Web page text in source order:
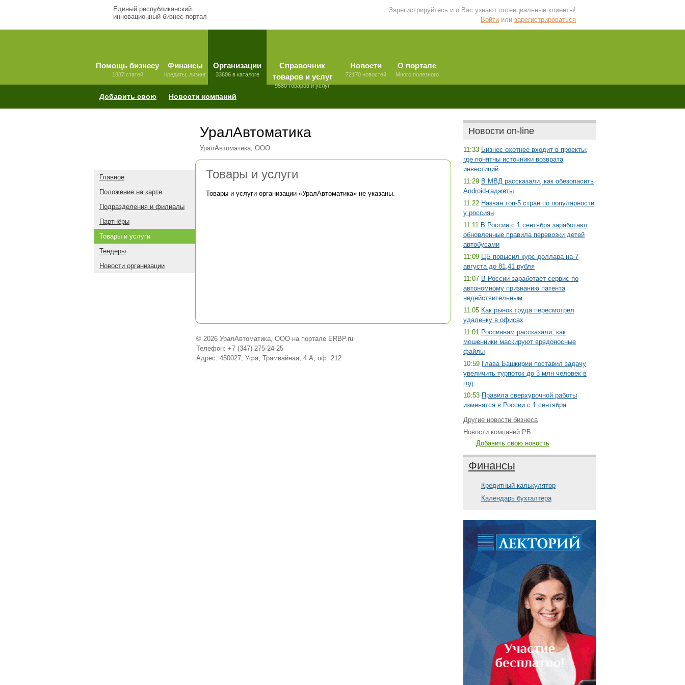
Единый республиканский
инновационный бизнес-портал
Зарегистрируйтесь и о Вас узнают потенциальные клиенты!
Войти или зарегистрироваться
Помощь бизнесу
1837 статей
Финансы
Кредиты, лизинг
Организации
33606 в каталоге
Справочник
товаров и услуг
9580 товаров и услуг
Новости
72170 новостей
О портале
Много полезного
Добавить свою Новости компаний
УралАвтоматика
УралАвтоматика, ООО
Главное
Положение на карте
Подразделения и филиалы
Партнёры
Товары и услуги
Тендеры
Новости организации
Товары и услуги
Товары и услуги организации «УралАвтоматика» не указаны.
© 2026 УралАвтоматика, ООО на портале ERBP.ru
Телефон: +7 (347) 275-24-25
Адрес: 450027, Уфа, Трамвайная, 4 А, оф. 212
Новости on-line
11:33 Бизнес охотнее входит в проекты,
где понятны источники возврата
инвестиций
11:29 В МВД рассказали, как обезопасить
Android-гаджеты
11:22 Назван топ-5 стран по популярности
у россиян
11:11 В России с 1 сентября заработают
обновленные правила перевозки детей
автобусами
11:09 ЦБ повысил курс доллара на 7
августа до 81,41 рубля
11:07 В России заработает сервис по
автономному признанию патента
недействительным
11:05 Как рынок труда пересмотрел
удаленку в офисах
11:01 Россиянам рассказали, как
мошенники маскируют вредоносные
файлы
10:59 Глава Башкирии поставил задачу
увеличить турпоток до 3 млн человек в
год
10:53 Правила сверхурочной работы
изменятся в России с 1 сентября
Другие новости бизнеса
Новости компаний РБ
Добавить свою новость
Финансы
Кредитный калькулятор
Календарь бухгалтера